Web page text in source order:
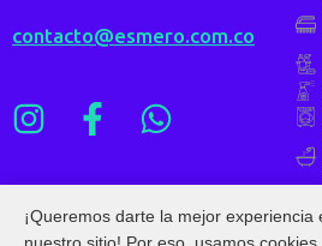
contacto@esmero.com.co
¡Queremos darte la mejor experiencia